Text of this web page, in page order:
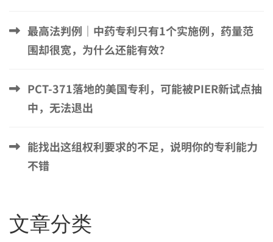
最高法判例｜中药专利只有1个实施例，药量范
围却很宽，为什么还能有效？
PCT-371落地的美国专利，可能被PIER新试点抽
中，无法退出
能找出这组权利要求的不足，说明你的专利能力
不错
文章分类